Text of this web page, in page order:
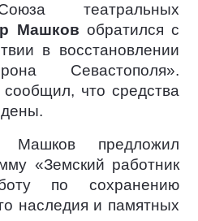
театральных
Машков обратился с
в восстановлении
Севастополя».
что средства
Машков предложил
«Земский работник
по сохранению
наследия и памятных